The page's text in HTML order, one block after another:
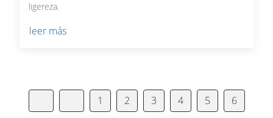
ligereza.
leer más
1 2 3 4 5 6